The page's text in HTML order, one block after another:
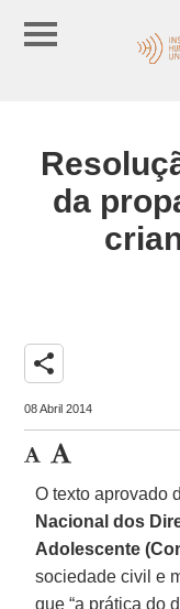
da
share
08 Abril 2014
O texto aprovado
Nacional dos
Adolescente
sociedade civil e
que “a prática do